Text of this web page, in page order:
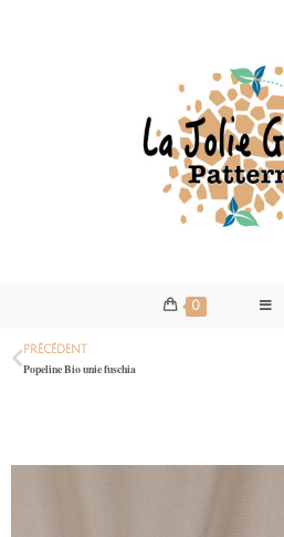
0
PRÉCÉDENT
Popeline Bio unie fuschia